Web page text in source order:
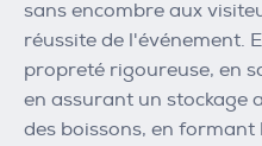
sans encombre aux
réussite de l'événement.
propreté rigoureuse, en
en assurant un stockage
des boissons, en